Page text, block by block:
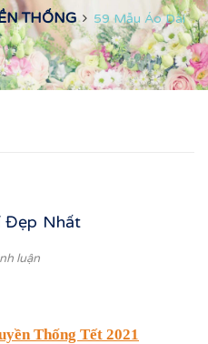
THỐNG
59 Mẫu Áo Dài
Đẹp Nhất
luận
Thống Tết 2021